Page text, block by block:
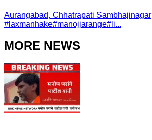
Aurangabad, Chhatrapati Sambhajinagar
# laxmanhake#manojjarange# li...
MORE NEWS